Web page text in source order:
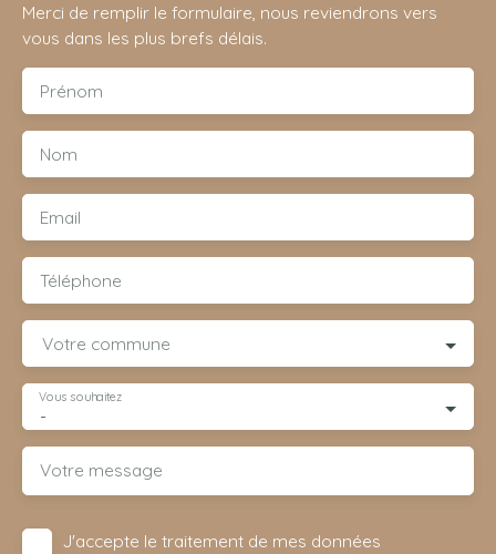
Merci de remplir le formulaire, nous reviendrons vers
vous dans les plus brefs délais.
Prénom
Nom
Email
Téléphone
Votre commune
-
Vous souhaitez
Votre message
J'accepte le traitement de mes données